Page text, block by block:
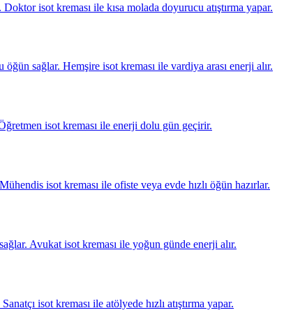
isot kreması ile kısa molada doyurucu atıştırma yapar.
sağlar. Hemşire isot kreması ile vardiya arası enerji alır.
isot kreması ile enerji dolu gün geçirir.
isot kreması ile ofiste veya evde hızlı öğün hazırlar.
Avukat isot kreması ile yoğun günde enerji alır.
isot kreması ile atölyede hızlı atıştırma yapar.